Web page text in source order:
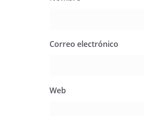
Correo electrónico
Web